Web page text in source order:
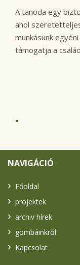
A tanoda egy
ahol
munkásunk
támogatja a
.
NAVIGÁCIÓ
Főoldal
projektek
archiv hírek
gombáinkról
Kapcsolat